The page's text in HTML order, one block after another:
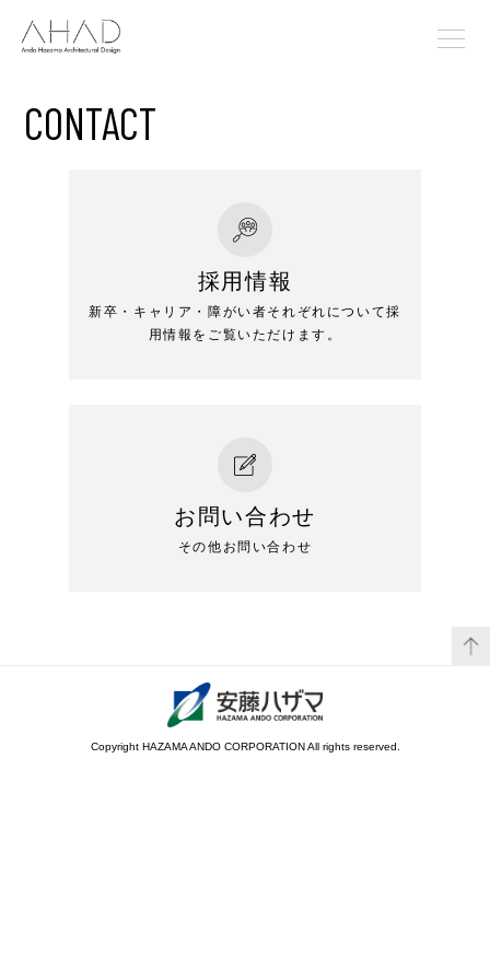
CONTACT
採用情報
新卒・キャリア・障がい者それぞれについて採
用情報をご覧いただけます。
お問い合わせ
その他お問い合わせ
Copyright HAZAMA ANDO CORPORATION All rights reserved.